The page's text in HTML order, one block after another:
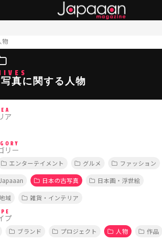
物
真に関する人物
ア
リー
エンターテイメント グルメ
ファッション
日本の古写真
日本画・浮世絵
域 雑貨・インテリア
プ
ブランド プロジェクト 人物
作品